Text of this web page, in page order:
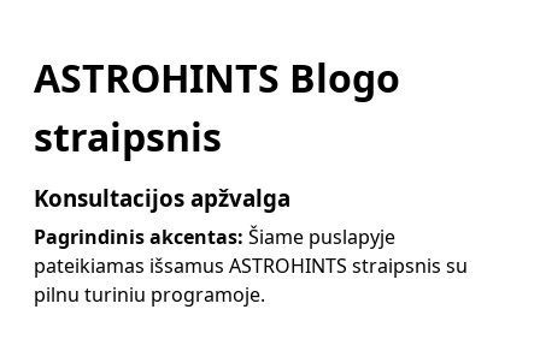
ASTROHINTS Blogo
straipsnis
Konsultacijos apžvalga
Pagrindinis akcentas: Šiame puslapyje
pateikiamas išsamus ASTROHINTS straipsnis su
pilnu turiniu programoje.